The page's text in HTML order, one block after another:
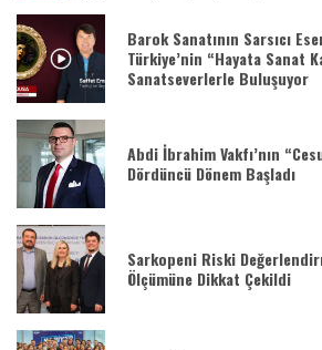
Barok Sanatının Sarsıcı
Türkiye’nin “Hayata Sanat
Sanatseverlerle Buluşuyor
Abdi İbrahim Vakfı’nın
Dördüncü Dönem Başladı
Sarkopeni Riski
Ölçümüne Dikkat Çekildi